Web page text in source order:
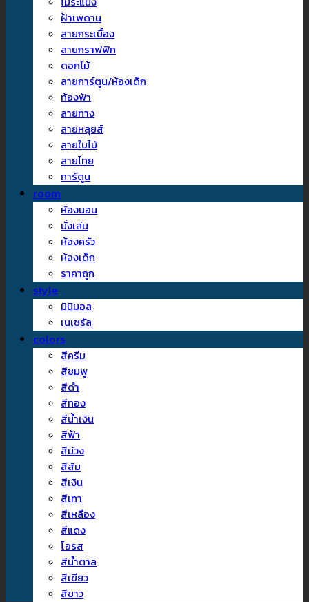
ฝ้าเพดาน
ลายกระเบื้อง
ลายกราฟฟิก
ดอกไม้
ลายการ์ตูน/ห้องเด็ก
ท้องฟ้า
ลายทาง
ลายหลุยส์
ลายใบไม้
ลายไทย
การ์ตูน
room
ห้องนอน
นั่งเล่น
ห้องครัว
ห้องเด็ก
ราคาถูก
style
มินิมอล
เนเชรัล
colors
สีครีม
สีชมพู
สีดำ
สีทอง
สีน้ำเงิน
สีฟ้า
สีม่วง
สีส้ม
สีเงิน
สีเทา
สีเหลือง
สีแดง
โอรส
สีน้ำตาล
สีเขียว
สีขาว